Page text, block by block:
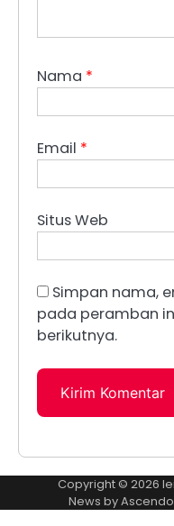
Nama *
Email *
Situs Web
Simpan nama,
pada peramban
berikutnya.
Copyright © 2026
News by